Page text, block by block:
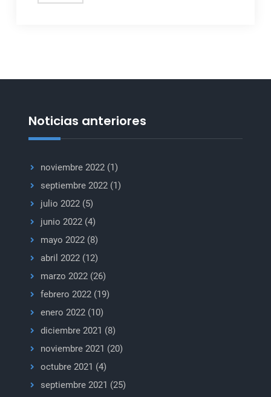
Noticias anteriores
noviembre 2022(1)
septiembre 2022(1)
julio 2022(5)
junio 2022(4)
mayo 2022(8)
abril 2022(12)
marzo 2022(26)
febrero 2022(19)
enero 2022(10)
diciembre 2021 (8)
noviembre 2021 (20)
octubre 2021 (4)
septiembre 2021 (25)